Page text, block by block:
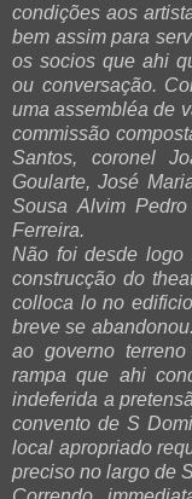
condições aos
bem assim para
os socios que ahi
ou conversação.
uma assembléa de
commissão
Santos, coronel
Goularte, José
Sousa Alvim
Ferreira.
Não foi desde logo
construcção do
colloca lo no
breve se
ao governo
rampa que ahi
indeferida a
convento de S
local apropriado
preciso no largo de